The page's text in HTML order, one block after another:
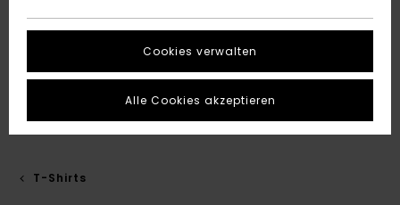
T-Shirts
Cookies verwalten
Alle Cookies akzeptieren